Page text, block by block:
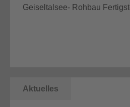
Geiseltalsee- Rohbau
Aktuelles